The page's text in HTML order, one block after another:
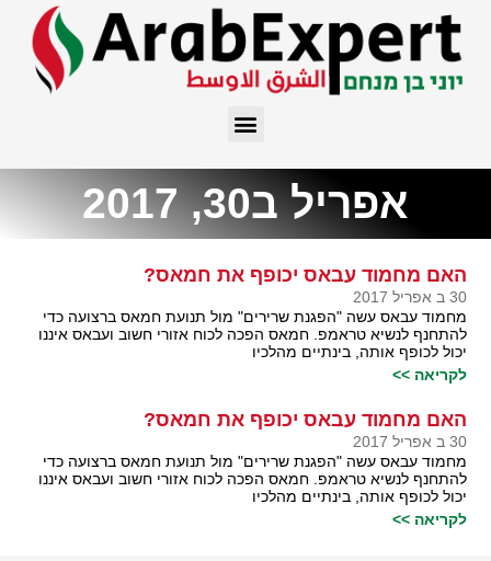
אפריל ב30, 2017
האם מחמוד עבאס יכופף את חמאס?
30 ב אפריל 2017
מחמוד עבאס עשה "הפגנת שרירים" מול תנועת חמאס ברצועה כדי
להתחנף לנשיא טראמפ. חמאס הפכה לכוח אזורי חשוב ועבאס איננו
יכול לכופף אותה, בינתיים מהלכיו
לקריאה >>
האם מחמוד עבאס יכופף את חמאס?
30 ב אפריל 2017
מחמוד עבאס עשה "הפגנת שרירים" מול תנועת חמאס ברצועה כדי
להתחנף לנשיא טראמפ. חמאס הפכה לכוח אזורי חשוב ועבאס איננו
יכול לכופף אותה, בינתיים מהלכיו
לקריאה >>